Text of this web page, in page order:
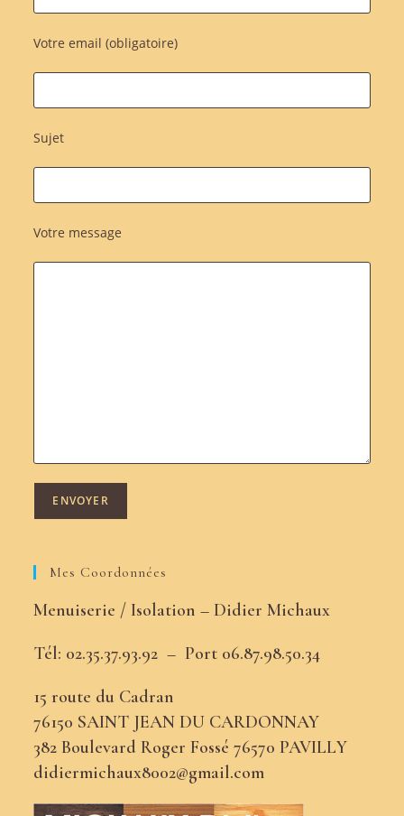
Votre email (obligatoire)
Sujet
Votre message
Mes Coordonnées
Menuiserie / Isolation – Didier Michaux
Tél: 02.35.37.93.92 – Port 06.87.98.50.34
15 route du Cadran
76150 SAINT JEAN DU CARDONNAY
382 Boulevard Roger Fossé 76570 PAVILLY
didiermichaux8002@gmail.com